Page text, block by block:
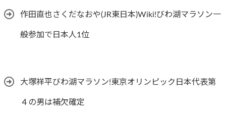
作田直也さくだなおや(JR東日本)Wiki!びわ湖マラソン一
般参加で日本人1位
大塚祥平びわ湖マラソン!東京オリンピック日本代表第
４の男は補欠確定